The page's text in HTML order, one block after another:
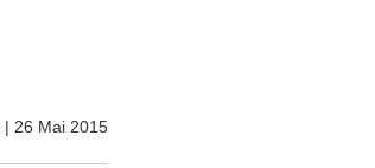
| 26 Mai 2015